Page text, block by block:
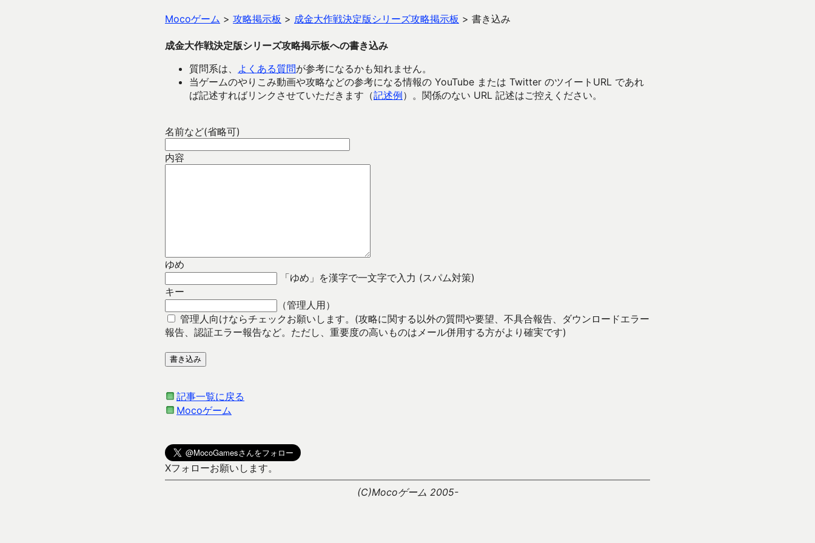
Mocoゲーム > 攻略掲示板 > 成金大作戦決定版シリーズ攻略掲示板 > 書き込み
成金大作戦決定版シリーズ攻略掲示板への書き込み
質問系は、 よくある質問が参考になるかも知れません。
当ゲームのやりこみ動画や攻略などの参考になる情報の YouTube または Twitter のツイートURL であれ
ば記述すればリンクさせていただきます（記述例）。関係のない URL 記述はご控えください。
名前など(省略可)
内容
ゆめ
「ゆめ」を漢字で一文字で入力 (スパム対策)
キー
（管理人用）
管理人向けならチェックお願いします。(攻略に関する以外の質問や要望、不具合報告、ダウンロードエラー
報告、認証エラー報告など。ただし、重要度の高いものはメール併用する方がより確実です)
記事一覧に戻る
Mocoゲーム
Xフォローお願いします。
(C)Mocoゲーム 2005-